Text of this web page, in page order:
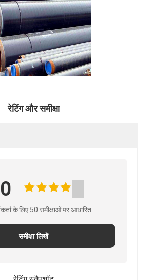
रेटिंग और समीक्षा
के लिए 50 समीक्षाओं पर आधारित
समीक्षा लिखें